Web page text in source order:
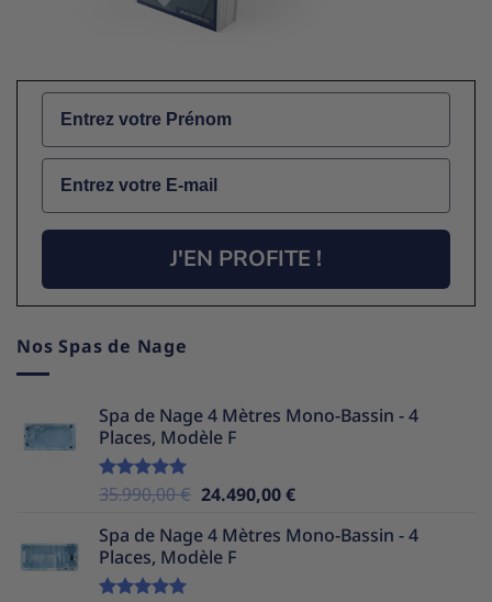
Name
Email
J'EN PROFITE !
Nos Spas de Nage
Spa de Nage 4 Mètres Mono-Bassin - 4
Places, Modèle F
Note5.00
35.990,00€ Le
initial
était :
24.490,00€Le
actuel
Spa de Nage 4 Mètres Mono-Bassin - 4
Places, Modèle F